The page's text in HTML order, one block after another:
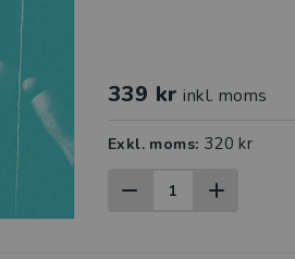
339 kr inkl. moms
Exkl. moms: 320 kr